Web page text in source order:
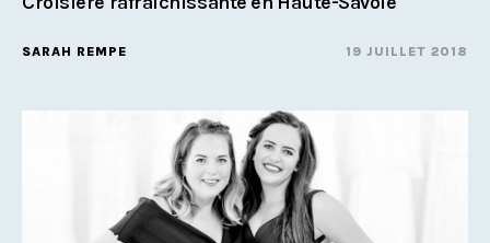
SARAH REMPE 19 JUILLET 2018